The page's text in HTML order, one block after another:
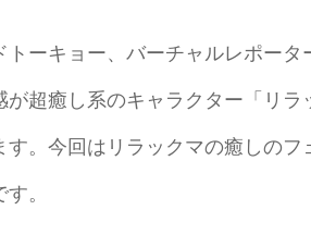
ーキョー、バーチャルレポータ
超癒し系のキャラクター「リ
。今回はリラックマの癒しの
。